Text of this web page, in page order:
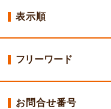
表示順
フリーワード
お問合せ番号